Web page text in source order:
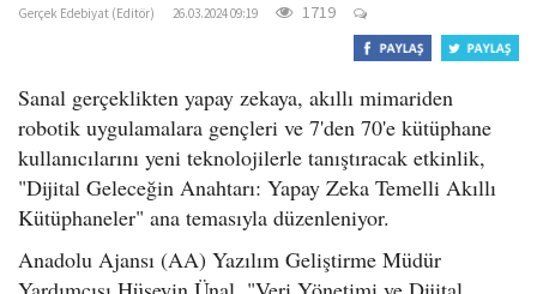
Gerçek Edebiyat (Editör) 26.03.2024 09:19 1719
Sanal gerçeklikten yapay zekaya, akıllı mimariden
robotik uygulamalara gençleri ve 7'den 70'e kütüphane
kullanıcılarını yeni teknolojilerle tanıştıracak etkinlik,
"Dijital Geleceğin Anahtarı: Yapay Zeka Temelli Akıllı
Kütüphaneler" ana temasıyla düzenleniyor.
Anadolu Ajansı (AA) Yazılım Geliştirme Müdür